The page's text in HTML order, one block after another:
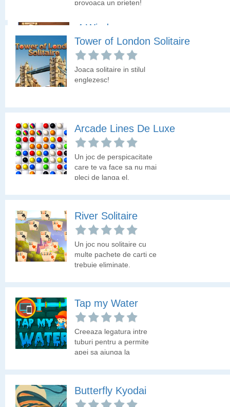
4 Winds
Un joc de inteligenta in
care fiecare patratel
inseamna o unitate.
provoaca un prieten!
Tower of London Solitaire
Joaca solitaire in stilul
englezesc!
Arcade Lines De Luxe
Un joc de perspicacitate
care te va face sa nu mai
pleci de langa el.
River Solitaire
Un joc nou solitaire cu
multe pachete de carti ce
trebuie eliminate.
Tap my Water
Creeaza legatura intre
tuburi pentru a permite
apei sa ajunga la
Butterfly Kyodai